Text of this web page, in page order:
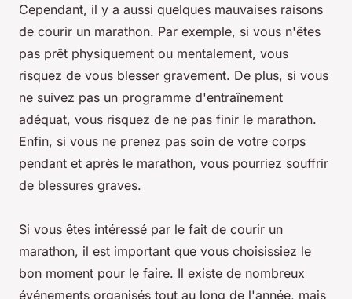
Cependant, il y a aussi quelques mauvaises raisons
de courir un marathon. Par exemple, si vous n'êtes
pas prêt physiquement ou mentalement, vous
risquez de vous blesser gravement. De plus, si vous
ne suivez pas un programme d'entraînement
adéquat, vous risquez de ne pas finir le marathon.
Enfin, si vous ne prenez pas soin de votre corps
pendant et après le marathon, vous pourriez souffrir
de blessures graves.
Si vous êtes intéressé par le fait de courir un
marathon, il est important que vous choisissiez le
bon moment pour le faire. Il existe de nombreux
événements organisés tout au long de l'année, mais